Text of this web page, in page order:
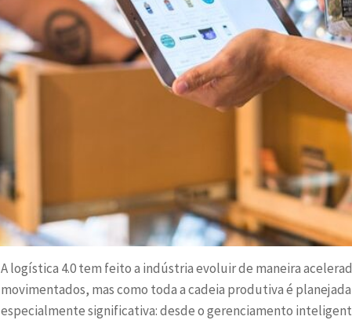
A logística 4.0 tem feito a indústria evoluir de maneira
movimentados, mas como toda a cadeia produtiva é
especialmente significativa: desde o gerenciamento